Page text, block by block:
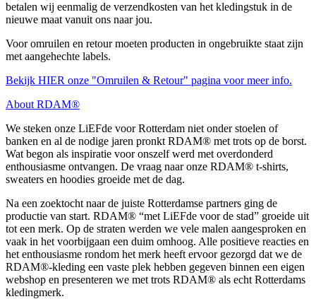
betalen wij eenmalig de verzendkosten van het kledingstuk in de
nieuwe maat vanuit ons naar jou.
Voor omruilen en retour moeten producten in ongebruikte staat zijn
met aangehechte labels.
Bekijk HIER onze "Omruilen & Retour" pagina voor meer info.
About RDAM®
We steken onze LiEFde voor Rotterdam niet onder stoelen of
banken en al de nodige jaren pronkt RDAM® met trots op de borst.
Wat begon als inspiratie voor onszelf werd met overdonderd
enthousiasme ontvangen. De vraag naar onze RDAM® t-shirts,
sweaters en hoodies groeide met de dag.
Na een zoektocht naar de juiste Rotterdamse partners ging de
productie van start. RDAM® “met LiEFde voor de stad” groeide uit
tot een merk. Op de straten werden we vele malen aangesproken en
vaak in het voorbijgaan een duim omhoog. Alle positieve reacties en
het enthousiasme rondom het merk heeft ervoor gezorgd dat we de
RDAM®-kleding een vaste plek hebben gegeven binnen een eigen
webshop en presenteren we met trots RDAM® als echt Rotterdams
kledingmerk.